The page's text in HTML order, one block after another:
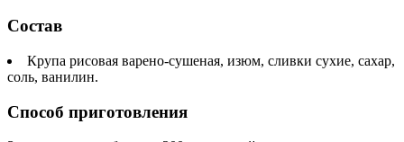
Состав
Крупа рисовая варено-сушеная, изюм, сливки сухие, сахар,
соль, ванилин.
Способ приготовления